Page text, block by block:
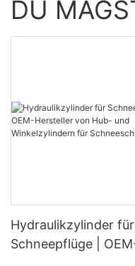
DU
Hydraulikzylinder für
Schneepflüge |